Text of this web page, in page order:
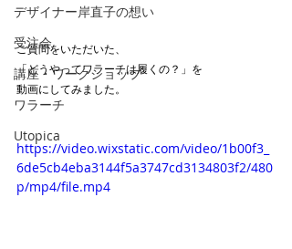
デザイナー岸直子の想い
受注会
講座・ワークショップ
ワラーチ
Utopica
ご質問をいただいた、
「どうやってワラーチは履くの？」を
動画にしてみました。
https://video.wixstatic.com/video/1b00f3_
6de5cb4eba3144f5a3747cd3134803f2/480
p/mp4/file.mp4